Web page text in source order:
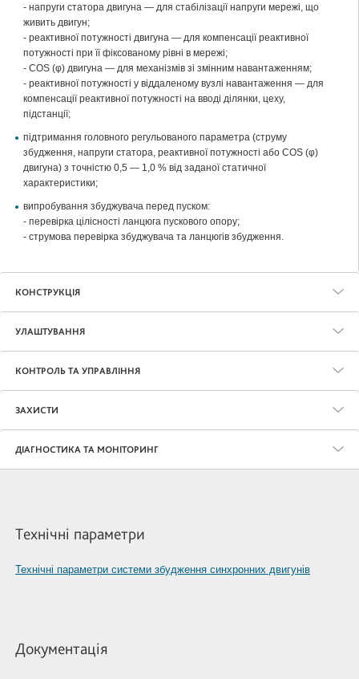
- напруги статора двигуна — для стабілізації напруги мережі, що
живить двигун;
- реактивної потужності двигуна — для компенсації реактивної
потужності при її фіксованому рівні в мережі;
- COS (φ) двигуна — для механізмів зі змінним навантаженням;
- реактивної потужності у віддаленому вузлі навантаження — для
компенсації реактивної потужності на вводі ділянки, цеху,
підстанції;
підтримання головного регульованого параметра (струму
збудження, напруги статора, реактивної потужності або COS (φ)
двигуна) з точністю 0,5 — 1,0 % від заданої статичної
характеристики;
випробування збуджувача перед пуском:
- перевірка цілісності ланцюга пускового опору;
- струмова перевірка збуджувача та ланцюгів збудження.
КОНСТРУКЦІЯ
УЛАШТУВАННЯ
КОНТРОЛЬ ТА УПРАВЛІННЯ
ЗАХИСТИ
ДІАГНОСТИКА ТА МОНІТОРИНГ
Технічні параметри
Технічні параметри системи збудження синхронних двигунів
Документація